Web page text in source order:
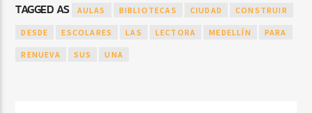
TAGGED AS AULAS BIBLIOTECAS CIUDAD CONSTRUIR
DESDE ESCOLARES LAS LECTORA MEDELLÍN PARA
RENUEVA SUS UNA